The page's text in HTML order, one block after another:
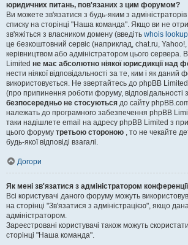
юридичних питань, пов'язаних з цим форумом?
Ви можете зв'язатися з будь-яким з
списку на сторінці "Наша команда". Якщо ви не
зв'яжіться з власником домену (введіть whois lookup
це безкоштовний сервіс (наприклад, chat.ru, Yahoo!,
керівництвом або адміністратором цього сервера.
Limited не має абсолютно ніякої юрисдикції над
нести ніякої відповідальності за те, ким і як даний
використовується. Не звертайтесь до phpBB
(про припинення роботи форуму, відповідальності
безпосередньо не стосуються до сайту
належать до програмного забезпечення phpBB
таки надішлете email на адресу phpBB Limited з
цього форуму третьою стороною , то не чекайте
будь-якої відповіді взагалі.
Догори
Як мені зв'язатися з адміністратором
Всі користувачі даного форуму можуть
на сторінці "Зв'язатися з адміністрацією", якщо
адміністратором.
Зареєстровані користувачі також можуть
сторінці "Наша команда".